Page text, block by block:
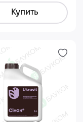
Купить